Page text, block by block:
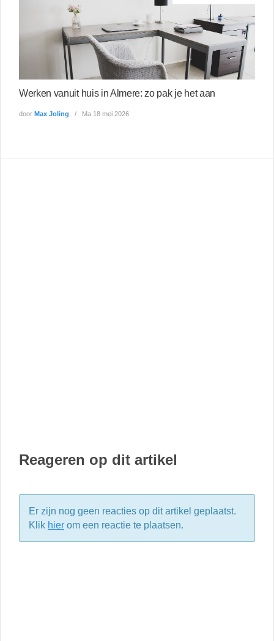
Werken vanuit huis in Almere: zo pak je het aan
door Max Joling Ma 18 mei 2026
Reageren op dit artikel
Er zijn nog geen reacties op dit artikel geplaatst.
Klik hier om een reactie te plaatsen.